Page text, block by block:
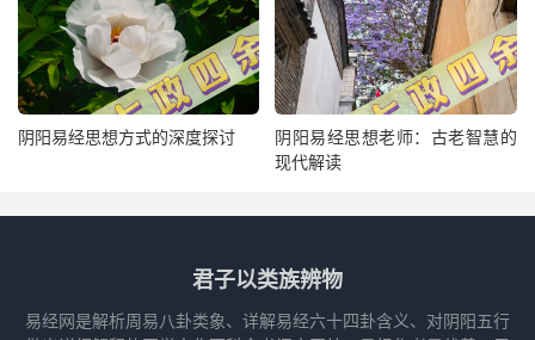
阴阳易经思想方式的深度探讨
阴阳易经思想老师：古老智慧的
现代解读
君子以类族辨物
易经网是解析周易八卦类象、详解易经六十四卦含义、对阴阳五行